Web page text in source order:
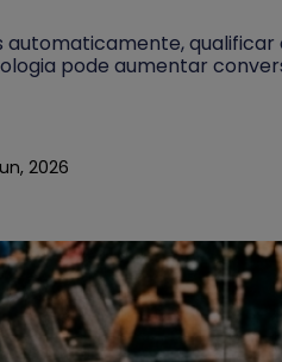
automaticamente,
pode aumentar
2026